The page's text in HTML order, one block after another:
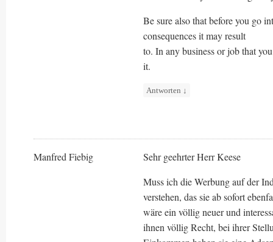
Be sure also that before you go
consequences it may result
to. In any business or job that
it.
Antworten ↓
Manfred Fiebig
Sehr geehrter Herr Keese
Muss ich die Werbung auf der
verstehen, das sie ab sofort
wäre ein völlig neuer und
ihnen völlig Recht, bei ihrer